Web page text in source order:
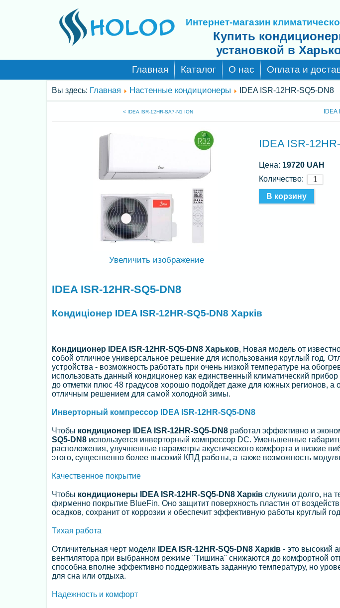
Интернет-магазин
Купить
установкой в
Главная Каталог О нас Оплата и
Вы здесь: Главная Настенные кондиционеры IDEA ISR-12HR-SQ5-DN8
< IDEA ISR-12HR-SA7-N1 ION
Увеличить изображение
IDEA ISR-
Цена: 19720 UAH
Количество:
IDEA ISR-12HR-SQ5-DN8
Кондиціонер IDEA ISR-12HR-SQ5-DN8 Харків
Кондиционер IDEA ISR-12HR-SQ5-DN8 Харьков, Новая модель от
собой отличное универсальное решение для использования круглый год.
устройства - возможность работать при очень низкой температуре на
использовать данный кондиционер как единственный климатический
до отметки плюс 48 градусов хорошо подойдет даже для южных регионов, а
отличным решением для самой холодной зимы.
Инверторный компрессор IDEA ISR-12HR-SQ5-DN8
Чтобы кондиционер IDEA ISR-12HR-SQ5-DN8 работал эффективно и
SQ5-DN8 используется инверторный компрессор DC. Уменьшенные
расположения, улучшенные параметры акустического комфорта и низкие
этого, существенно более высокий КПД работы, а также возможность
Качественное покрытие
Чтобы кондиционеры IDEA ISR-12HR-SQ5-DN8 Харків служили долго, на
фирменно покрытие BlueFin. Оно защитит поверхность пластин от
осадков, сохранит от коррозии и обеспечит эффективную работы круглый
Тихая работа
Отличительная черт модели IDEA ISR-12HR-SQ5-DN8 Харків - это высокий
вентилятора при выбранном режиме "Тишина" снижаются до комфортной
способна вполне эффективно поддерживать заданную температуру, но
для сна или отдыха.
Надежность и комфорт